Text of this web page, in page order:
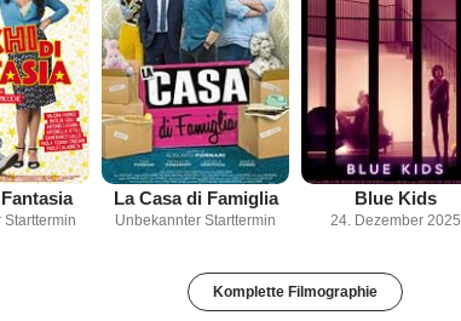
La Casa di Famiglia
Unbekannter Starttermin
Blue Kids
24. Dezember 2025
Komplette Filmographie